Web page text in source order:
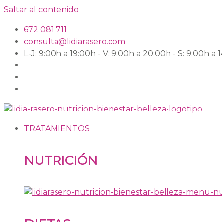
Saltar al contenido
672 081 711
consulta@lidiarasero.com
L-J: 9:00h a 19:00h - V: 9:00h a 20:00h - S: 9:00h a
TRATAMIENTOS
NUTRICIÓN